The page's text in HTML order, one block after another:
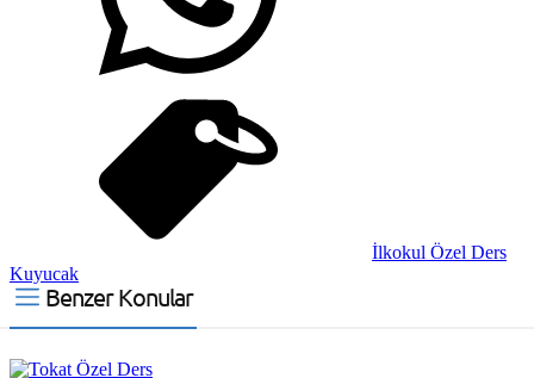
İlkokul Özel Ders
Kuyucak
Benzer Konular